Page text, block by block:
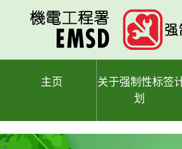
主页
关于强制性标签
划